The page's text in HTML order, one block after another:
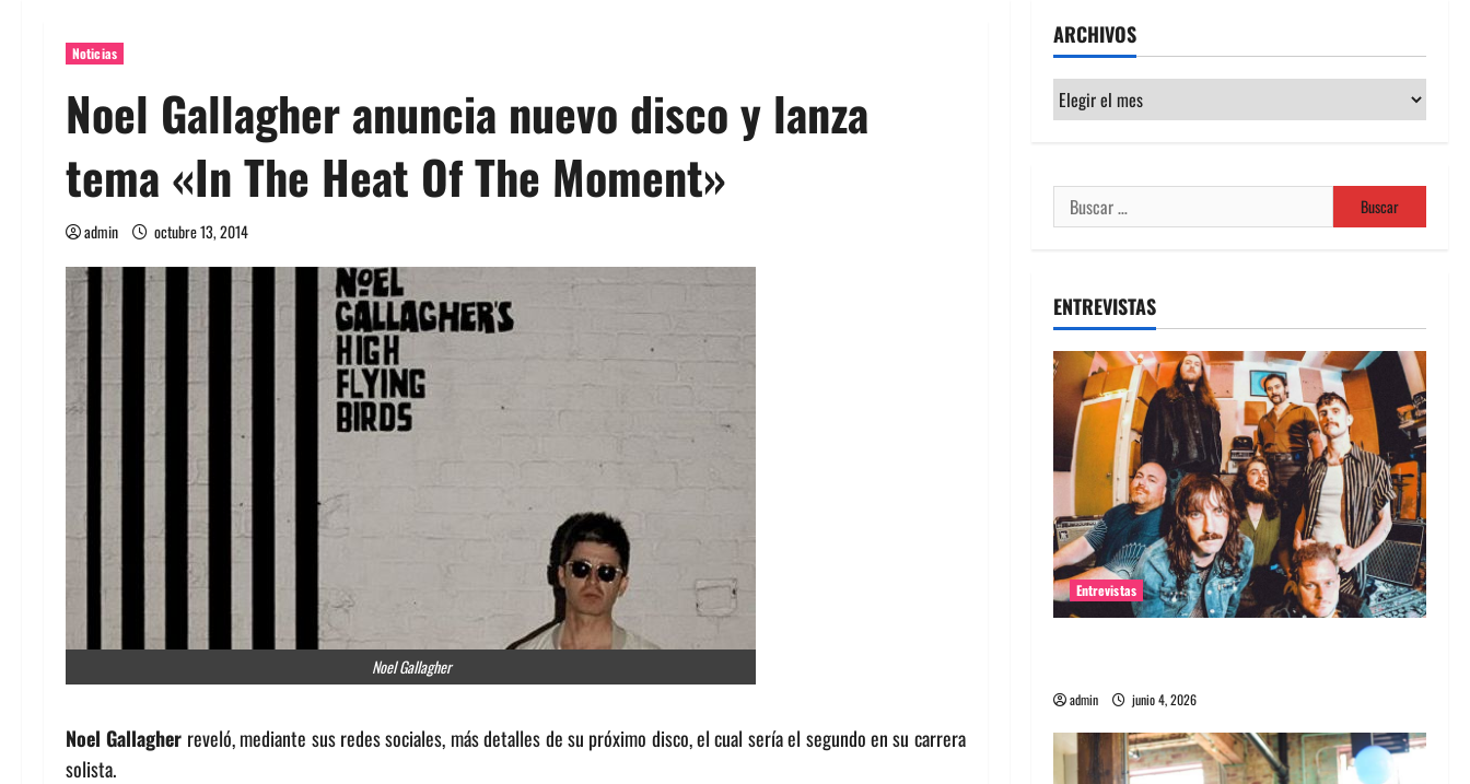
Noticias
Noel Gallagher anuncia nuevo disco y lanza
tema «In The Heat Of The Moment»
admin octubre 13, 2014
Noel Gallagher
Noel Gallagher reveló, mediante sus redes sociales, más detalles de su próximo disco, el cual sería el segundo en su carrera
solista.
ARCHIVOS
Archivos
Buscar:
ENTREVISTAS
Entrevistas
admin junio 4, 2026